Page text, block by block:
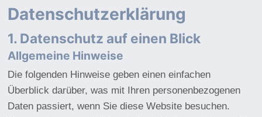
Datenschutz­erklärung
1. Datenschutz auf einen Blick
Allgemeine Hinweise
Die folgenden Hinweise geben einen einfachen
Überblick darüber, was mit Ihren personenbezogenen
Daten passiert, wenn Sie diese Website besuchen.